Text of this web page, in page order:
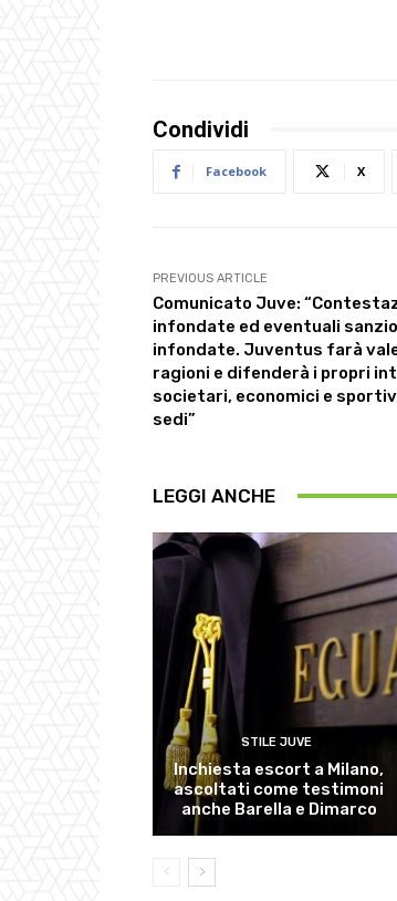
Condividi
Facebook X
PREVIOUS ARTICLE
Comunicato Juve:
infondate ed eventuali
infondate. Juventus farà
ragioni e difenderà i propri
societari, economici e
sedi”
LEGGI ANCHE
STILE JUVE
Inchiesta escort a Milano,
ascoltati come testimoni
anche Barella e Dimarco